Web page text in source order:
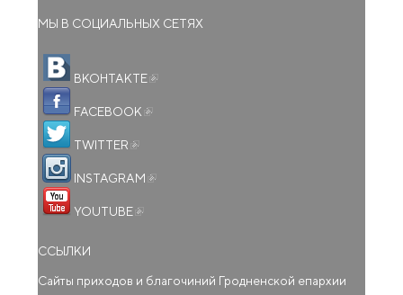
МЫ В СОЦИАЛЬНЫХ СЕТЯХ
ВКОНТАКТЕ
FACEBOOK
TWITTER
INSTAGRAM
YOUTUBE
ССЫЛКИ
Сайты приходов и благочиний Гродненской епархии